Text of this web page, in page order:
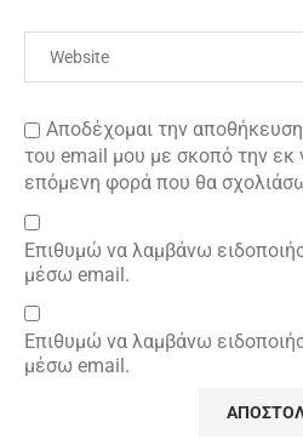
Αποδέχομαι την
του email μου με σκοπό την εκ
επόμενη φορά που θα
Επιθυμώ να λαμβάνω
μέσω email.
Επιθυμώ να λαμβάνω
μέσω email.